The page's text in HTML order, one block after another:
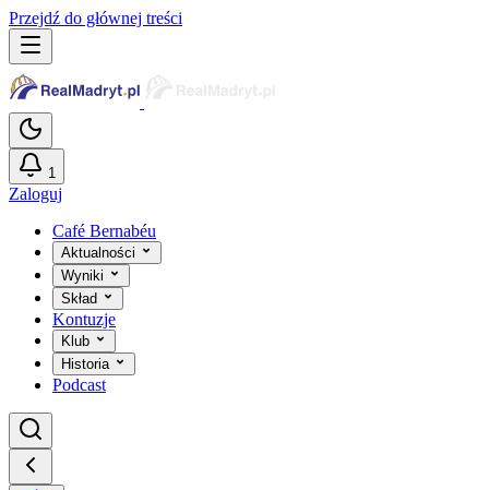
Przejdź do głównej treści
1
Zaloguj
Café Bernabéu
Aktualności
Wyniki
Skład
Kontuzje
Klub
Historia
Podcast